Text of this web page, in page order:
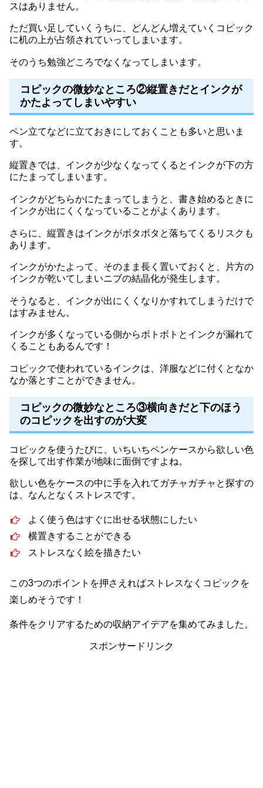
スはありません。
ただ買い足していくうちに、どんどん増えていくコピック
に机の上が占領されていってしまいます。
そのうち勉強どころでなくなってしまいます。
コピックの微妙なところ②縦置きだとインクが
かたよってしまいやすい
ペン立てなどに立ておきにしておくことも多いと思いま
す。
縦置きでは、インクが少なくなってくるとインクが下の方
にたまってしまいます。
インクがどちらかにたまってしまうと、書き始めるときに
インクが出にくくなっていることがよくあります。
さらに、縦置きはインクがボタボタと落ちてくるリスクも
あります。
インクがかたよって、そのまま長く置いておくと、片方の
インクが乾いてしまいニブの結晶化が発生します。
そうなると、インクが出にくくなりかすれてしまうだけで
はすみません。
インクが多くなっている側からボトボトとインクが漏れて
くることもあるんです！
コピックで使われているインクは、洋服などに付くとなか
なか落とすことができません。
コピックの微妙なところ③横向きだと下のほう
のコピックを出すのが大変
コピックを使うたびに、いちいちペンケースから欲しい色
を探して出す作業が地味に面倒ですよね。
欲しい色をケースの中に手を入れてガチャガチャと探すの
は、なんとなくストレスです。
よく使う色はすぐに出せる状態にしたい
横置きすることができる
ストレスなく絵を描きたい
この3つのポイントを押さえればストレスなくコピックを
楽しめそうです！
条件をクリアするための収納アイデアを集めてみました。
スポンサードリンク